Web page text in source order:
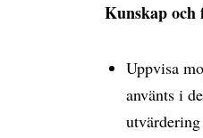
Kunskap och
Uppvisa
använts i